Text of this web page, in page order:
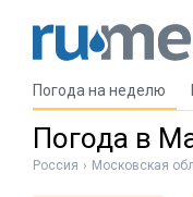
Погода на неделю
Погода в
Россия Московская